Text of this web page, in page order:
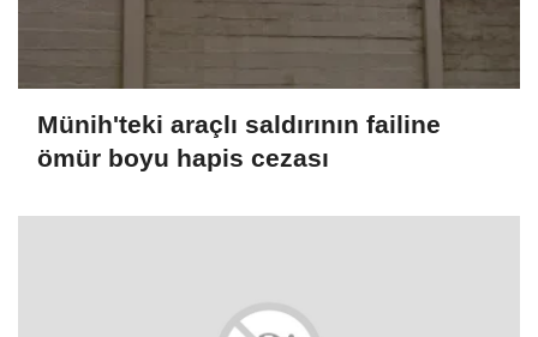
Münih'teki araçlı saldırının failine
ömür boyu hapis cezası